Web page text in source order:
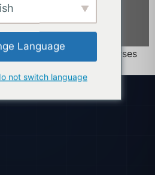
to get your traning courses
Language
not switch language